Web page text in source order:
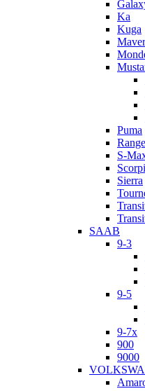
Ka
Kuga
Puma
S-
Sierra
SAAB
9-3
9-5
9-7x
900
9000